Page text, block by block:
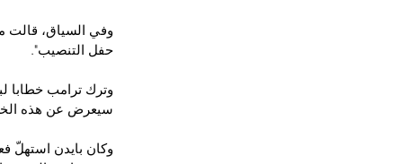
وفي السياق، قالت
حفل التنصيب".
وترك ترامب خطابا
سيعرض عن هذه
وكان بايدن استهلّ